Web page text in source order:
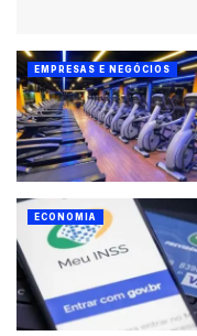
EMPRESAS E NEGÓCIOS
ECONOMIA